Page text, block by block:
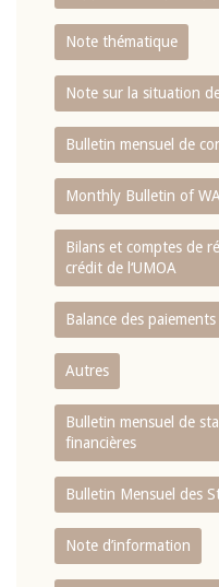
Note thématique
Note sur la situation
Bulletin mensuel de
Monthly Bulletin of
Bilans et comptes de
crédit de l‘UMOA
Balance des paiements
Autres
Bulletin mensuel de
financières
Bulletin Mensuel des
Note d’information